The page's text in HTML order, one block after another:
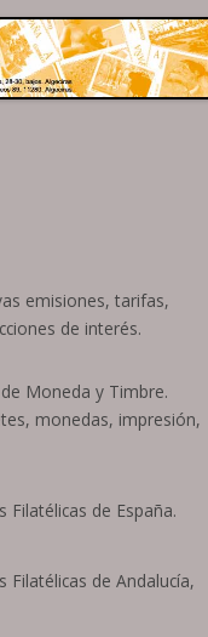
la península
emisiones, tarifas,
de interés.
Moneda y Timbre.
monedas, impresión,
Filatélicas de España.
Filatélicas de Andalucía,